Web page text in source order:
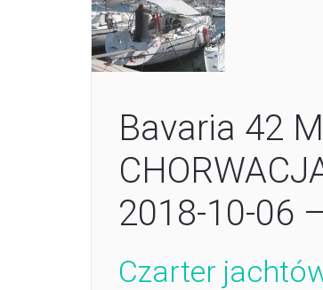
Bavaria 42
2018-10-06
Czarter